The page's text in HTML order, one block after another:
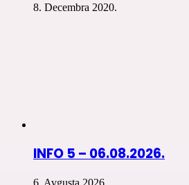
8. Decembra 2020.
INFO 5 – 06.08.2026.